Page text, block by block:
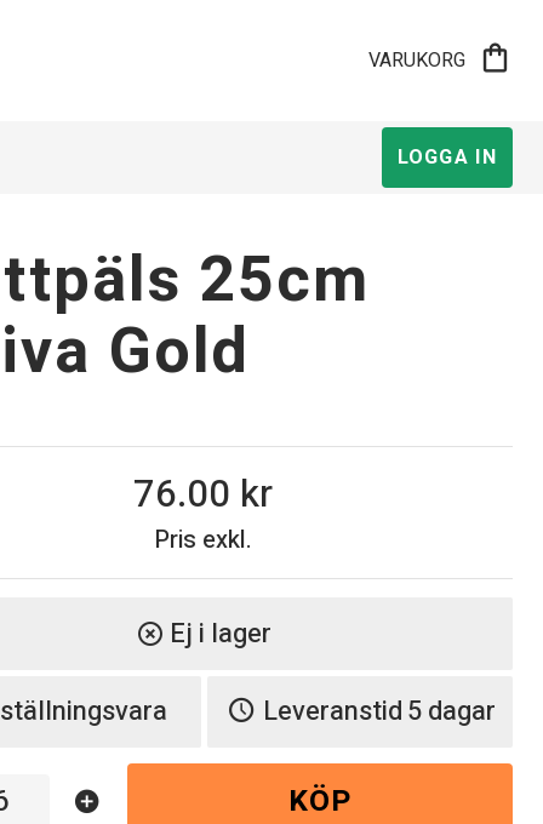
VARUKORG shopping_bag
LOGGA IN
25cm
Gold
Pris exkl.
76.00
highlight_off Ej i lager
Leveranstid5 dagar
add_circle KÖP